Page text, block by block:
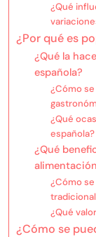
¿Qué
¿Por qué es
¿Qué la
española?
¿Cómo
¿Qué
española?
¿Qué
¿Cómo
¿Qué
¿Cómo se